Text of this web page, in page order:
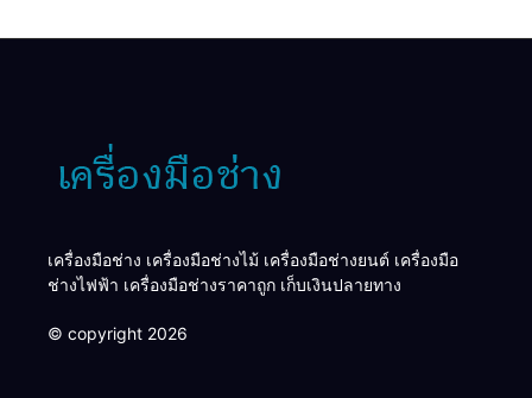
เครื่องมือช่าง เครื่องมือช่างไม้ เครื่องมือช่างยนต์ เครื่องมือ
ช่างไฟฟ้า เครื่องมือช่างราคาถูก เก็บเงินปลายทาง
© copyright 2026